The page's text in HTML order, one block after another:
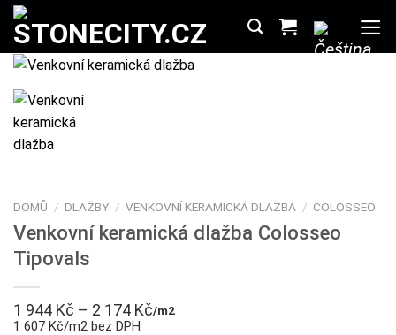
Přeskočit
obsah
DOMŮ / DLAŽBY / VENKOVNÍ KERAMICKÁ DLAŽBA / COLOSSEO
Venkovní keramická dlažba Colosseo
Tipovals
1 944 Kč – 2 174 Kč/m2
1 607 Kč/m2 bez DPH